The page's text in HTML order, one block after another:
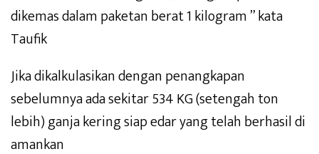
dikemas dalam paketan berat 1 kilogram ” kata
Taufik
Jika dikalkulasikan dengan penangkapan
sebelumnya ada sekitar 534 KG (setengah ton
lebih) ganja kering siap edar yang telah berhasil di
amankan